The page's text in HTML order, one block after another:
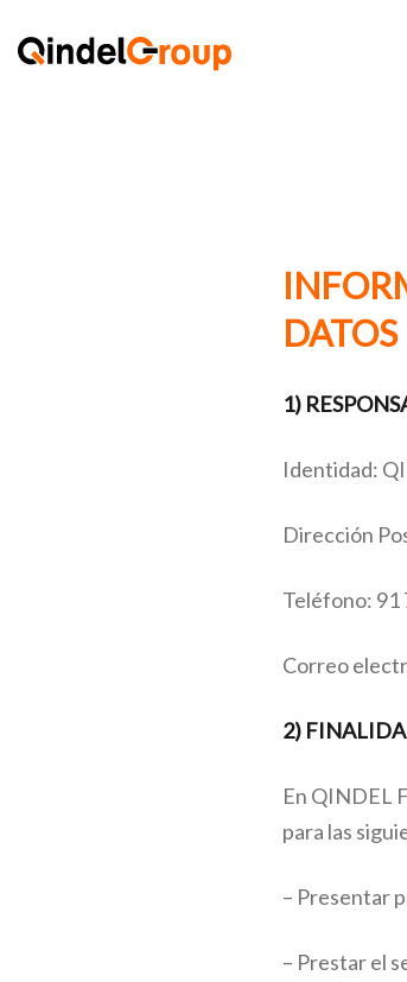
DATOS
1)
Identidad:
Dirección
Teléfono: 91
Correo
2)
En QINDEL
para las
– Presentar
– Prestar el